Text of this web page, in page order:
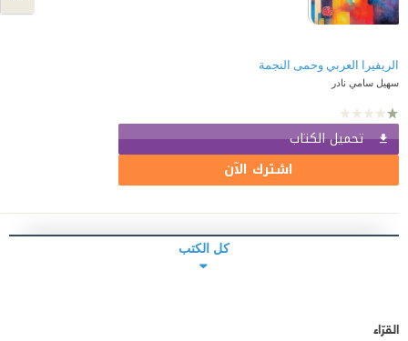
الريفيرا العربي وحمى النجمة
سهيل سامي نادر
تحميل الكتاب
اشترك الآن
كل الكتب
القرّاء